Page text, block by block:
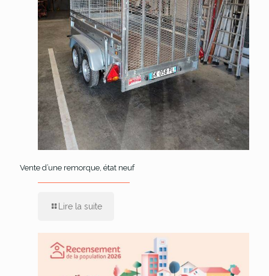
Vente d’une remorque, état neuf
Lire la suite